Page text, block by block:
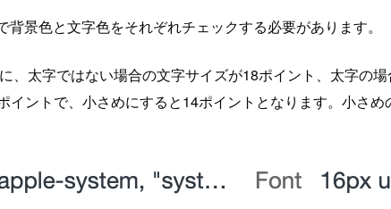
景色と文字色をそれぞれチェックする必要があります。
、太字ではない場合の文字サイズが18ポイント、太字の
ントで、小さめにすると14ポイントとなります。小さ